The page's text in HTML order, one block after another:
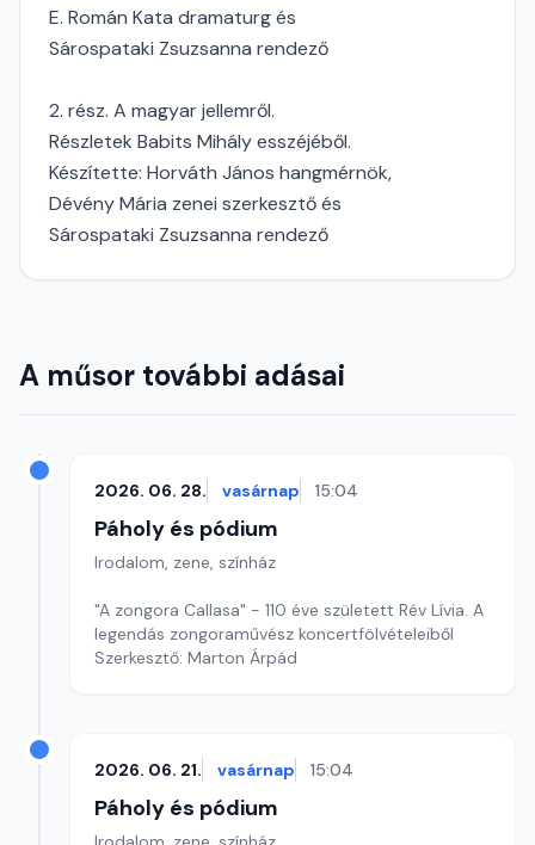
E. Román Kata dramaturg és
Sárospataki Zsuzsanna rendező
2. rész. A magyar jellemről.
Részletek Babits Mihály esszéjéből.
Készítette: Horváth János hangmérnök,
Dévény Mária zenei szerkesztő és
Sárospataki Zsuzsanna rendező
A műsor további adásai
2026. 06. 28. vasárnap 15:04
Páholy és pódium
Irodalom, zene, színház
"A zongora Callasa" - 110 éve született Rév Lívia. A
legendás zongoraművész koncertfölvételeiből
Szerkesztő: Marton Árpád
2026. 06. 21. vasárnap 15:04
Páholy és pódium